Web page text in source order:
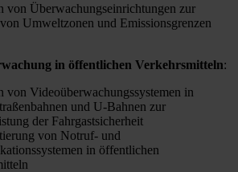
von Überwachungseinrichtungen zur
Umweltzonen und Emissionsgrenzen
in öffentlichen Verkehrsmitteln:
von Videoüberwachungssystemen in
und U-Bahnen zur
der Fahrgastsicherheit
von Notruf- und
in öffentlichen